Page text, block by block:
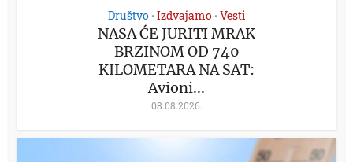
Društvo • Izdvajamo • Vesti
NASA ĆE JURITI MRAK
BRZINOM OD 740
KILOMETARA NA SAT:
Avioni...
08.08.2026.